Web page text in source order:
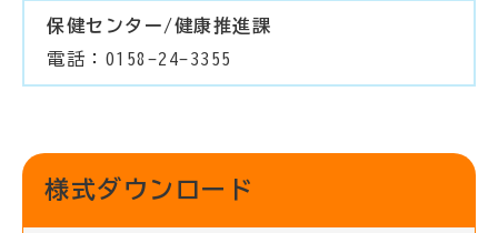
保健センター/健康推進課
電話：0158-24-3355
様式ダウンロード